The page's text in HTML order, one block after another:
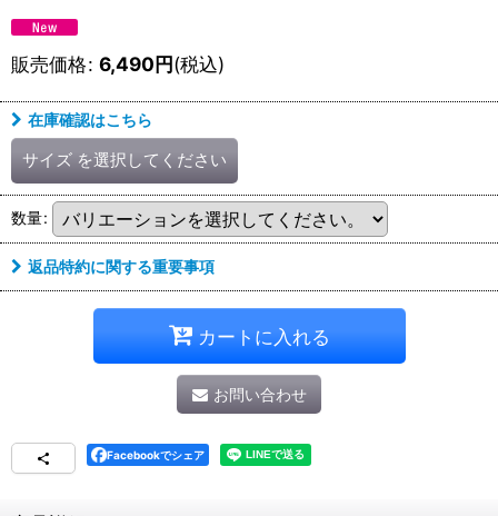
販売価格: 6,490円(税込)
在庫確認はこちら
サイズ を選択してください
数量:
返品特約に関する重要事項
カートに入れる
お問い合わせ
Facebookでシェア